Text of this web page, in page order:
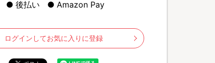
後払い
Amazon Pay
ログインしてお気に入りに登録